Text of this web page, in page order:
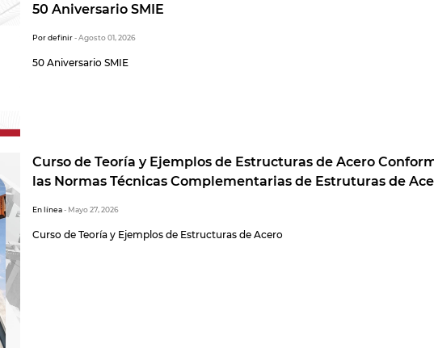
50 Aniversario SMIE
Por definir- Agosto 01, 2026
50 Aniversario SMIE
Curso de Teoría y Ejemplos de Estructuras de Acero
las Normas Técnicas Complementarias de Estruturas de
En línea- Mayo 27, 2026
Curso de Teoría y Ejemplos de Estructuras de Acero